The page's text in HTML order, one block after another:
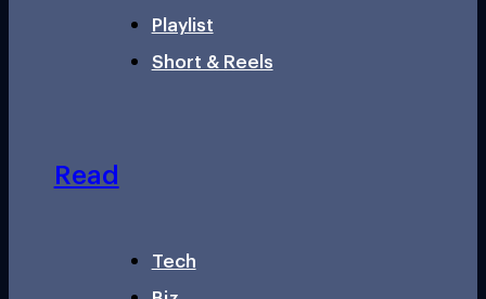
Playlist
Short & Reels
Read
Tech